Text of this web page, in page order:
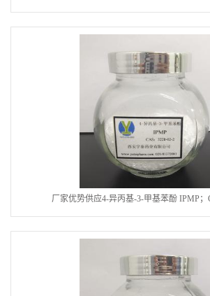
厂家优势供应4-异丙基-3-甲基苯酚 IPMP；